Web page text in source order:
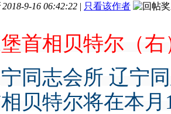
9-16 06:42:22 | 只看该作者
首相贝特尔（
宁同志会所 辽宁
贝特尔将在本